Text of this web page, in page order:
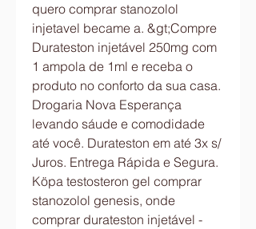
quero comprar stanozolol
injetavel became a. &gt;Compre
Durateston injetável 250mg com
1 ampola de 1ml e receba o
produto no conforto da sua casa.
Drogaria Nova Esperança
levando sáude e comodidade
até você. Durateston em até 3x s/
Juros. Entrega Rápida e Segura.
Köpa testosteron gel comprar
stanozolol genesis, onde
comprar durateston injetável -